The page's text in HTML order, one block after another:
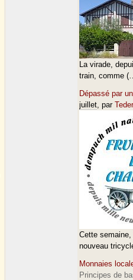
La virade,
train, comme
Dépassé par
juillet, par
Cette
nouveau
Monnaies
Principes de